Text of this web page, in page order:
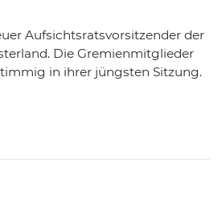
Aufsichtsratsvorsitzender der
Die Gremienmitglieder
in ihrer jüngsten Sitzung.